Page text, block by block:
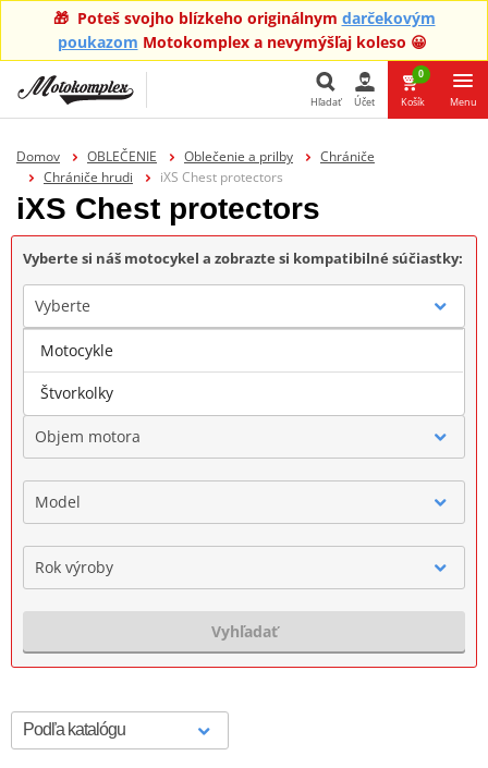
🎁 Poteš svojho blízkeho originálnym darčekovým
poukazom Motokomplex a nevymýšľaj koleso 😀
Hľadať Účet
0
Košík Menu
Domov OBLEČENIE Oblečenie a prilby
Chrániče
Chrániče hrudi
iXS Chest protectors
iXS Chest protectors
Vyberte si náš motocykel a zobrazte si kompatibilné súčiastky:
Vyberte
Značka
Objem motora
Model
Rok výroby
Vyhľadať
Motocykle
Štvorkolky